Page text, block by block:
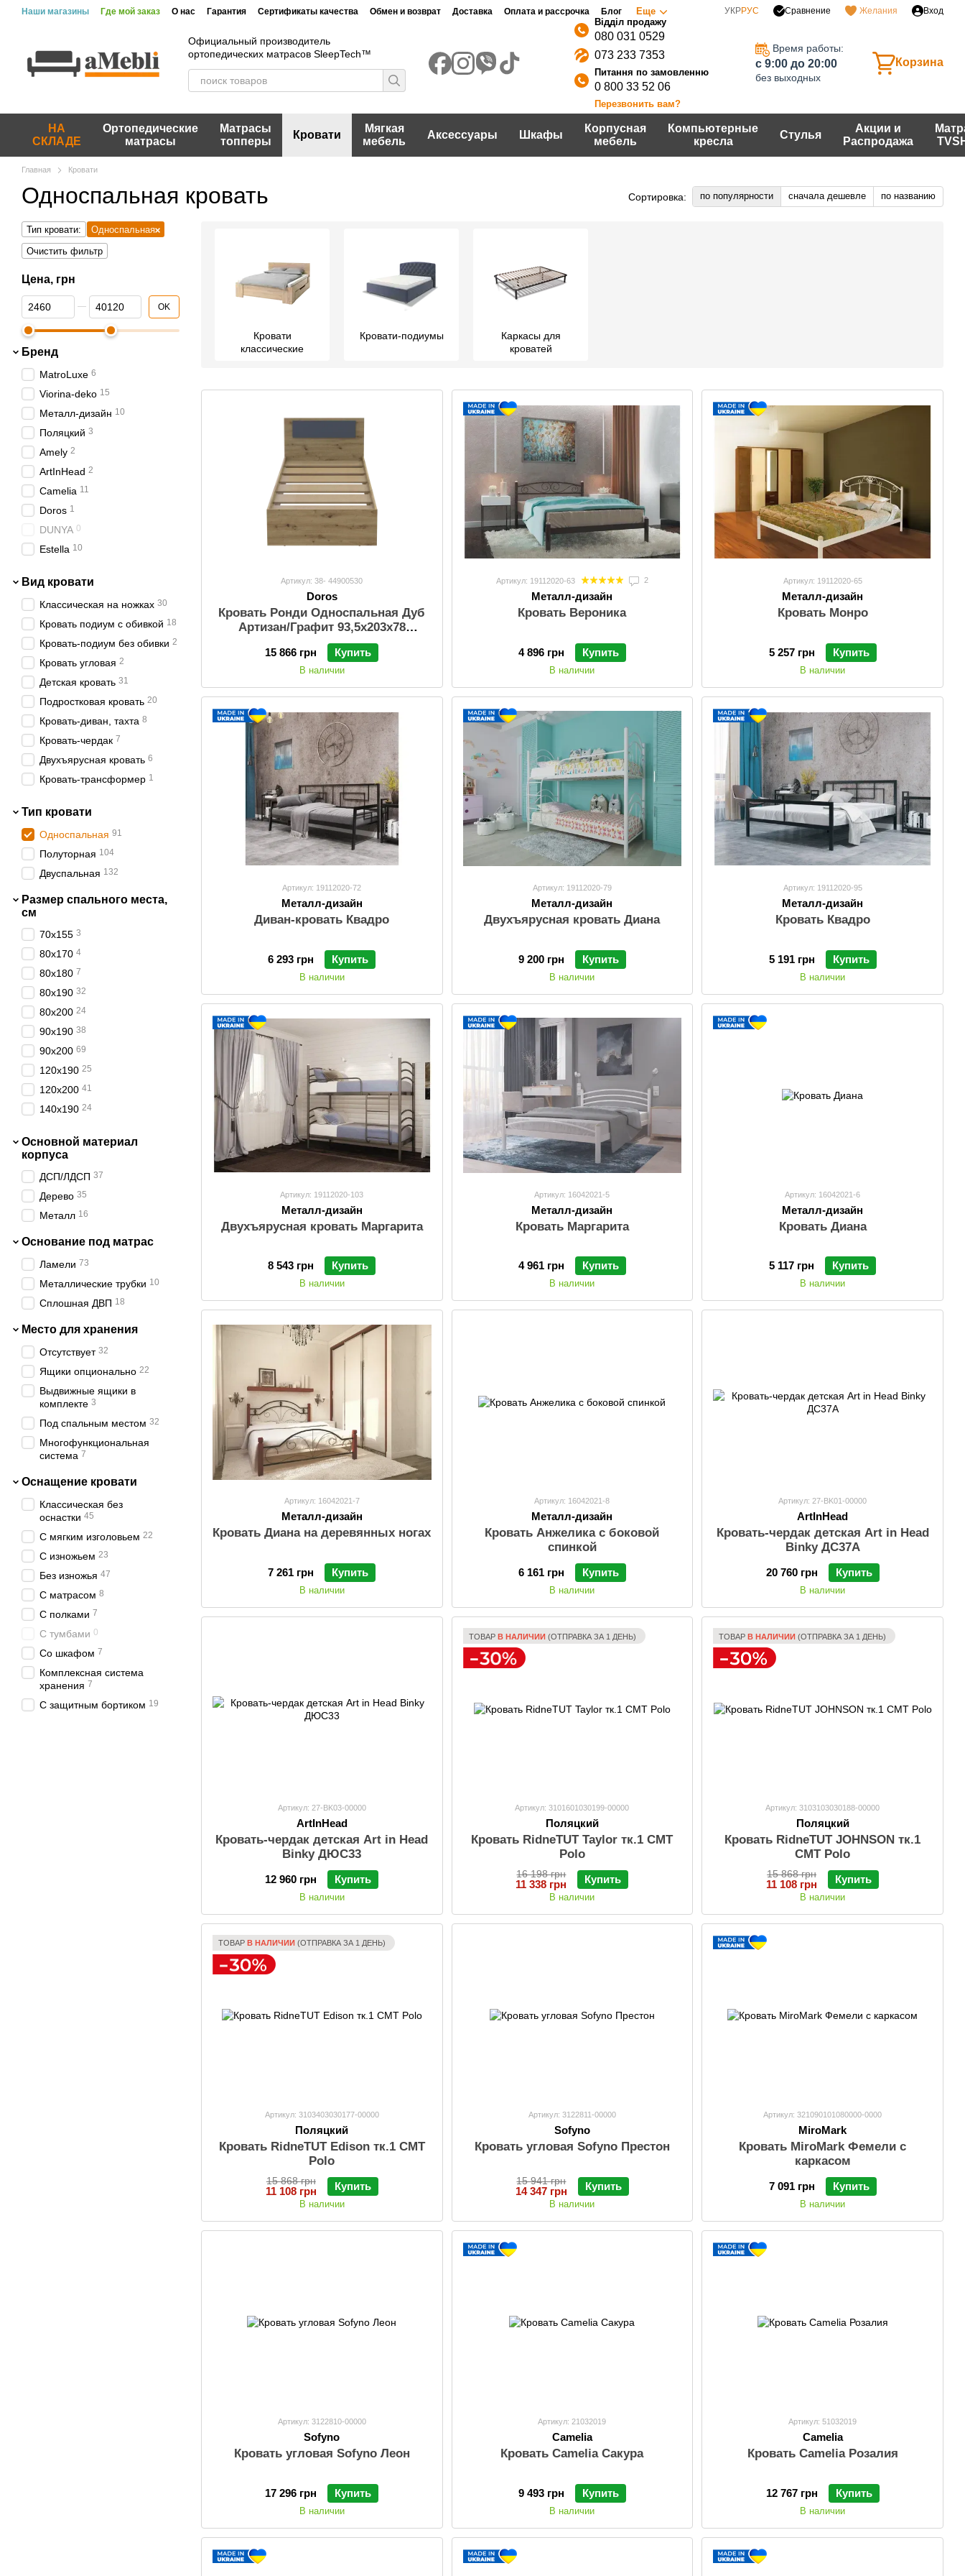
Перейти к основному контенту
Наши магазины Где мой заказ О нас Гарантия Сертификаты качества Обмен и возврат Доставка Оплата и рассрочка Блог Еще УКРРУС Сравнение Желания Вход
Официальный производитель
ортопедических матрасов SleepTech™
080 031 0529
073 233 7353
0 800 33 52 06
Перезвонить вам?
Время работы:
c 9:00 до 20:00
без выходных
Корзина
НА
СКЛАДЕ
Ортопедические
матрасы
Матрасы
топперы
Кровати
Мягкая
мебель
Аксессуары Шкафы
Корпусная
мебель
Компьютерные
кресла
Стулья
Акции и
Распродажа
Главная Кровати
Односпальная кровать Сортировка: по популярности сначала дешевле по названию
Кровати
классические
Кровати-подиумы
Каркасы для
кроватей
Артикул: 38- 44900530
Doros
Кровать Ронди Односпальная Дуб
Артизан/Графит 93,5х203х78
(44900530)
15 866 грн Купить
В наличии
Артикул: 19112020-63 2
Металл-дизайн
Кровать Вероника
4 896 грн Купить
В наличии
Артикул: 19112020-65
Металл-дизайн
Кровать Монро
5 257 грн Купить
В наличии
Артикул: 19112020-72
Металл-дизайн
Диван-кровать Квадро
6 293 грн Купить
В наличии
Артикул: 19112020-79
Металл-дизайн
Двухъярусная кровать Диана
9 200 грн Купить
В наличии
Артикул: 19112020-95
Металл-дизайн
Кровать Квадро
5 191 грн Купить
В наличии
Артикул: 19112020-103
Металл-дизайн
Двухъярусная кровать Маргарита
8 543 грн Купить
В наличии
Артикул: 16042021-5
Металл-дизайн
Кровать Маргарита
4 961 грн Купить
В наличии
Артикул: 16042021-6
Металл-дизайн
Кровать Диана
5 117 грн Купить
В наличии
Артикул: 16042021-7
Металл-дизайн
Кровать Диана на деревянных ногах
7 261 грн Купить
В наличии
Артикул: 16042021-8
Металл-дизайн
Кровать Анжелика с боковой
спинкой
6 161 грн Купить
В наличии
Артикул: 27-BK01-00000
ArtInHead
Кровать-чердак детская Art in Head
Binky ДС37А
20 760 грн Купить
В наличии
Артикул: 27-BK03-00000
ArtInHead
Кровать-чердак детская Art in Head
Binky ДЮС33
12 960 грн Купить
В наличии
ТОВАР В НАЛИЧИИ(ОТПРАВКА ЗА 1 ДЕНЬ)
Артикул: 3101601030199-00000
Поляцкий
Кровать RidneTUT Taylor тк.1 СМТ
Polo
16 198 грн
11 338 грн Купить
В наличии
ТОВАРВ НАЛИЧИИ (ОТПРАВКА ЗА 1 ДЕНЬ)
Артикул: 3103103030188-00000
Поляцкий
Кровать RidneTUT JOHNSON тк.1
СМТ Polo
15 868 грн
11 108 грн Купить
В наличии
ТОВАР В НАЛИЧИИ (ОТПРАВКА ЗА 1 ДЕНЬ)
Артикул: 3103403030177-00000
Поляцкий
Кровать RidneTUT Edison тк.1 СМТ
Polo
15 868 грн
11 108 грн Купить
В наличии
Артикул: 3122811-00000
Sofyno
Кровать угловая Sofyno Престон
15 941 грн
14 347 грн Купить
В наличии
Артикул: 321090101080000-0000
MiroMark
Кровать MiroMark Фемели с
каркасом
7 091 грн Купить
В наличии
Артикул: 3122810-00000
Sofyno
Кровать угловая Sofyno Леон
17 296 грн Купить
В наличии
Артикул: 21032019
Camelia
Кровать Camelia Сакура
9 493 грн Купить
В наличии
Артикул: 51032019
Camelia
Кровать Camelia Розалия
12 767 грн Купить
В наличии
Тип кровати:
Односпальная
Очистить фильтр
Цена, грн
От Цена, грн
До Цена, грн OK
Бренд
MatroLuxe 6
Viorina-deko 15
Металл-дизайн 10
Поляцкий 3
Amely 2
ArtInHead 2
Camelia 11
Doros 1
DUNYA 0
Estella 10
MiroMark 1
Novelty 15
Sofyno 2
Stemma 12
Вид кровати
Классическая на ножках 30
Кровать подиум с обивкой 18
Кровать-подиум без обивки 2
Кровать угловая 2
Детская кровать 31
Подростковая кровать 20
Кровать-диван, тахта 8
Кровать-чердак 7
Двухъярусная кровать 6
Кровать-трансформер 1
Тип кровати
Односпальная 91
Полуторная 104
Двуспальная 132
Размер спального места,
см
70х155 3
80х170 4
80х180 7
80х190 32
80х200 24
90х190 38
90х200 69
120х190 25
120х200 41
140х190 24
160х190 24
Основной материал
корпуса
ДСП/ЛДСП 37
Дерево 35
Металл 16
Основание под матрас
Ламели 73
Металлические трубки 10
Сплошная ДВП 18
Место для хранения
Отсутствует 32
Ящики опционально 22
Выдвижные ящики в
комплекте 3
Под спальным местом 32
Многофункциональная
система 7
Оснащение кровати
Классическая без
оснастки 45
С мягким изголовьем 22
С изножьем 23
Без изножья 47
С матрасом 8
С полками 7
С тумбами 0
Со шкафом 7
Комплексная система
хранения 7
С защитным бортиком 19